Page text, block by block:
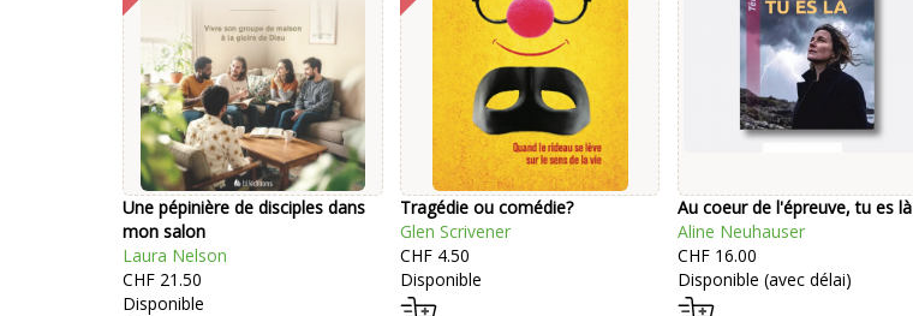
Une pépinière de disciples dans
mon salon
Laura Nelson
CHF 21.50
Disponible
Tragédie ou comédie?
Glen Scrivener
CHF 4.50
Disponible
Au coeur de l'épreuve, tu es là
Aline Neuhauser
CHF 16.00
Disponible (avec délai)